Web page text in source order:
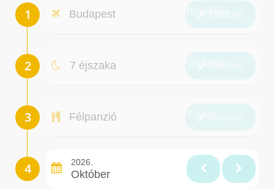
Budapest
7 éjszaka
Félpanzió
2026.
Október